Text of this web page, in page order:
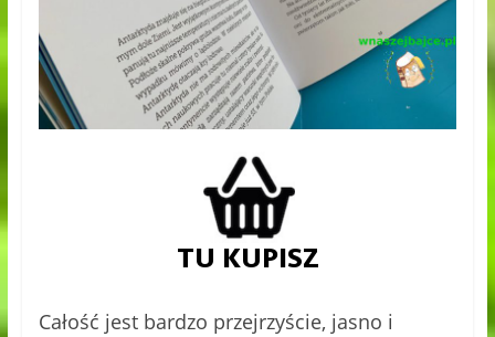
Całość jest bardzo przejrzyście, jasno i